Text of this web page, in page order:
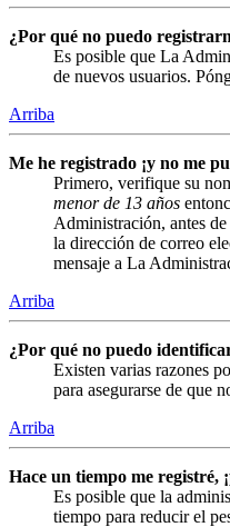
¿Por qué no puedo
Es posible que La
de nuevos usuarios.
Arriba
Me he registrado ¡y no me
Primero, verifique su
menor de 13 años
Administración, antes
la dirección de correo
mensaje a La
Arriba
¿Por qué no puedo
Existen varias razones
para asegurarse de que
Arriba
Hace un tiempo me registré,
Es posible que la
tiempo para reducir el